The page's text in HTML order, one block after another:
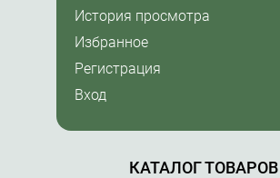
КАТАЛОГ ТОВАРОВ
История просмотра
Избранное
Регистрация
Вход